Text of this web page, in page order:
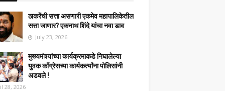
ठाकरेंची सत्ता असणारी एकमेव महापालिकेतील
सत्ता जाणार? एकनाथ शिंदे यांचा नवा डाव
July 23, 2026
मुख्यमंत्र्यांच्या कार्यक्रमाकडे निघालेल्या
युवक काँग्रेसच्या कार्यकर्त्यांना पोलिसांनी
अडवले !
28, 2026